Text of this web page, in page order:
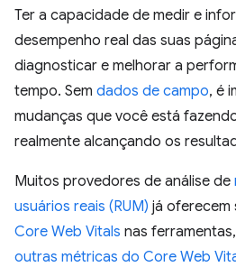
Ter a capacidade de medir e
desempenho real das suas
diagnosticar e melhorar a
tempo. Sem dados de campo, é
mudanças que você está
realmente alcançando os
Muitos provedores de análise de
usuários reais (RUM) já oferecem
Core Web Vitals nas
outras métricas do Core Web